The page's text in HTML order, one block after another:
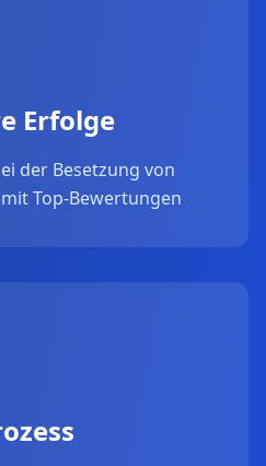
Erfolge
der Besetzung von
Top-Bewertungen